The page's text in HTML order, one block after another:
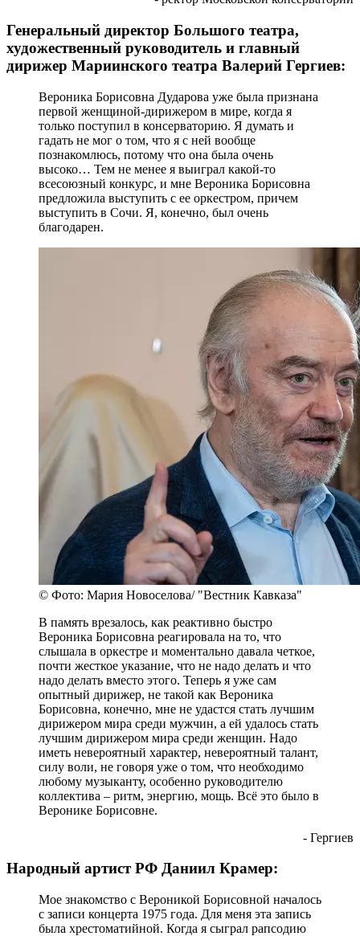
© Фото: Мария Новоселова/ "Вестник Кавказа"
Несмотря на маятник политической жизни, у
Московской консерватории, всегда сохраняются
связи с творческими институциями тех стран,
которые раньше были связаны политически. До
сих пор почти все ректоры бывших республик
продолжаются. У меня на кафедре теории музыки
есть очень интересные специалисты родом из
- ректор Московской консерватории
Генеральный директор Большого театра,
художественный руководитель и главный
дирижер Мариинского театра Валерий Гергиев:
Вероника Борисовна Дударова уже была признана
первой женщиной-дирижером в мире, когда я
только поступил в консерваторию. Я думать и
гадать не мог о том, что я с ней вообще
познакомлюсь, потому что она была очень
высоко… Тем не менее я выиграл какой-то
всесоюзный конкурс, и мне Вероника Борисовна
предложила выступить с ее оркестром, причем
выступить в Сочи. Я, конечно, был очень
благодарен.
© Фото: Мария Новоселова/ "Вестник Кавказа"